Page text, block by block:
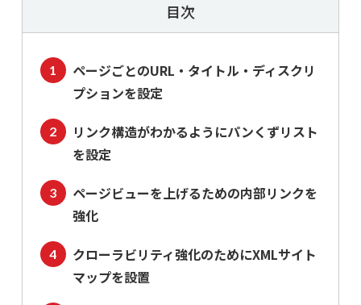
目次
ページごとのURL・タイトル・ディスクリ
プションを設定
リンク構造がわかるようにパンくずリスト
を設定
ページビューを上げるための内部リンクを
強化
クローラビリティ強化のためにXMLサイト
マップを設置